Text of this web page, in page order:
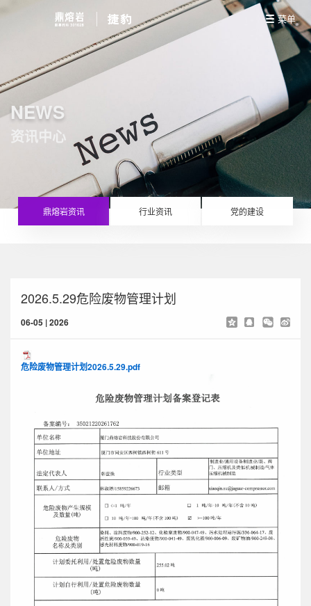
菜单
NEWS
资讯中心
鼎熔岩资讯 行业资讯 党的建设
2026.5.29危险废物管理计划
06-05 | 2026
危险废物管理计划2026.5.29.pdf